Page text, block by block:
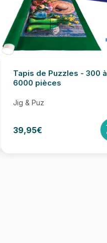
Tapis de Puzzles - 300 à
6000 pièces
Jig & Puz
39,95€